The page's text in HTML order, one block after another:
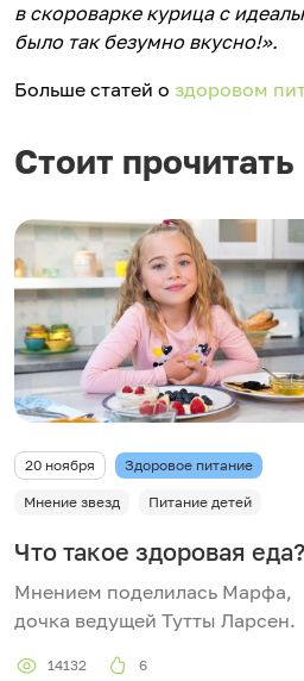
в скороварке курица с
было так безумно вкусно!».
Больше статей о здоровом
Стоит прочитать
20 ноября Здоровое питание
Мнение звезд Питание детей
Что такое здоровая еда?
Мнением поделилась Марфа,
дочка ведущей Тутты Ларсен.
14132 6